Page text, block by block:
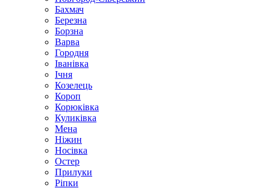
Бахмач
Березна
Борзна
Варва
Городня
Іванівка
Ічня
Козелець
Короп
Корюківка
Куликівка
Мена
Ніжин
Носівка
Остер
Прилуки
Ріпки